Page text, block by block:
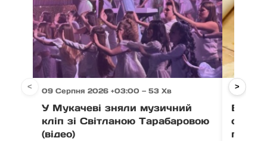
09 Серпня 2026 +03:00 — 53 Хв
У Мукачеві зняли музичний
кліп зі Світланою Тарабаровою
(відео)
09
В
< >